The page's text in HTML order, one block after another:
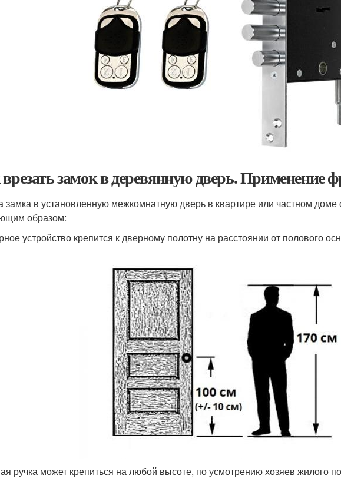
замок в деревянную дверь. Применение
замка в установленную межкомнатную дверь в квартире или частном
образом:
устройство крепится к дверному полотну на расстоянии от полового
ручка может крепиться на любой высоте, по усмотрению хозяев жилого